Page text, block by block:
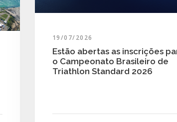
19/07/2026
Estão abertas as inscrições
o Campeonato Brasileiro de
Triathlon Standard 2026